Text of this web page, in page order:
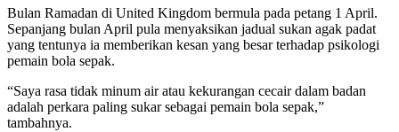
Bulan Ramadan di United Kingdom bermula pada petang 1 April.
Sepanjang bulan April pula menyaksikan jadual sukan agak padat
yang tentunya ia memberikan kesan yang besar terhadap psikologi
pemain bola sepak.
“Saya rasa tidak minum air atau kekurangan cecair dalam badan
adalah perkara paling sukar sebagai pemain bola sepak,”
tambahnya.